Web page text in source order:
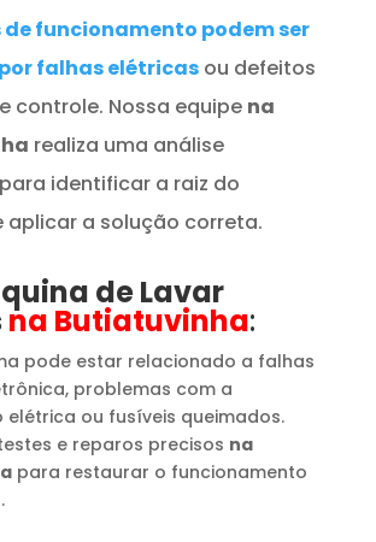
de funcionamento podem ser
falhas elétricasou defeitos
controle. Nossa equipe na
realiza uma análise
identificar a raiz do
aplicar a solução correta.
de Lavar
na Butiatuvinha:
pode estar relacionado a falhas
problemas com a
elétrica ou fusíveis queimados.
e reparos precisos na
para restaurar o funcionamento